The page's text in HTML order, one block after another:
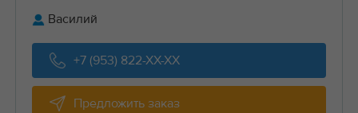
Василий
+7 (953) 822-XX-XX
Предложить заказ